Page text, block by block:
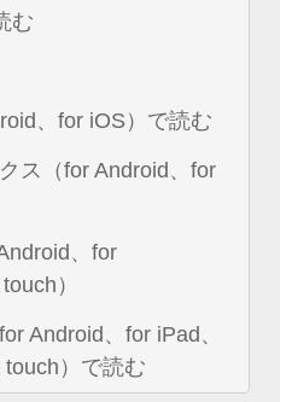
む
、for iOS）で読む
ス（for Android、for
、for
）
Android、for iPad、
）で読む